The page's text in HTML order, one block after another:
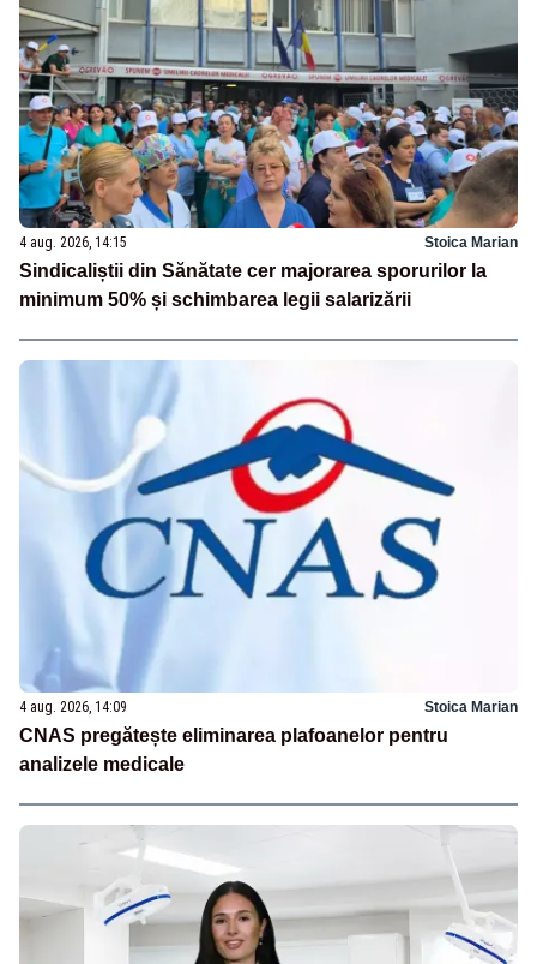
4 aug. 2026, 14:15 Stoica Marian
Sindicaliștii din Sănătate cer majorarea sporurilor la
minimum 50% și schimbarea legii salarizării
4 aug. 2026, 14:09 Stoica Marian
CNAS pregătește eliminarea plafoanelor pentru
analizele medicale